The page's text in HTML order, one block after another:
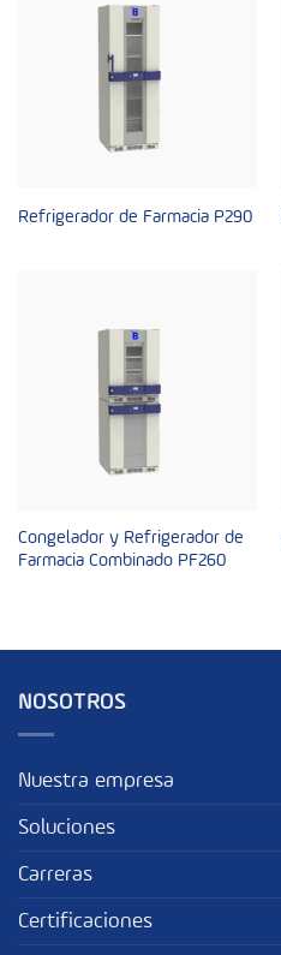
Refrigerador de Farmacia P290
Congelador y Refrigerador de
Farmacia Combinado PF260
NOSOTROS
Nuestra empresa
Soluciones
Carreras
Certificaciones